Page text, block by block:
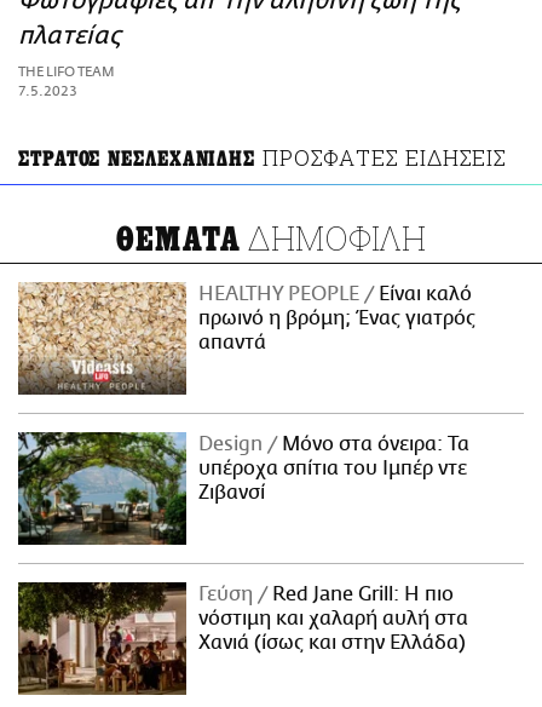
ΑΜΠΑ
PRINT
πλατείας
THE LIFO TEAM
7.5.2023
ΣΤΡΑΤΟΣ ΝΕΣΛΕΧΑΝΙΔΗΣ ΠΡΟΣΦΑΤΕΣ ΕΙΔΗΣΕΙΣ
ΘΕΜΑΤΑ ΔΗΜΟΦΙΛΗ
HEALTHY PEOPLE
Είναι καλό
πρωινό η βρόμη; Ένας γιατρός
απαντά
Design
Μόνο στα όνειρα: Τα
υπέροχα σπίτια του Ιμπέρ ντε
Ζιβανσί
Γεύση
Red Jane Grill: Η πιο
νόστιμη και χαλαρή αυλή στα
Χανιά (ίσως και στην Ελλάδα)